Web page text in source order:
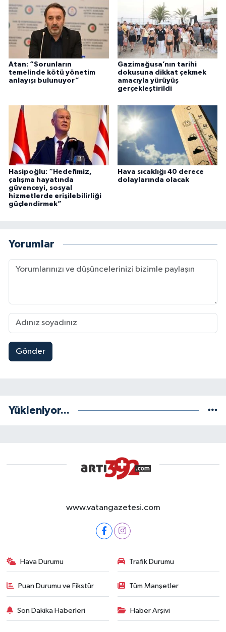
Atan: “Sorunların
temelinde kötü yönetim
anlayışı bulunuyor”
Gazimağusa’nın tarihi
dokusuna dikkat çekmek
amacıyla yürüyüş
gerçekleştirildi
Hasipoğlu: “Hedefimiz,
çalışma hayatında
güvenceyi, sosyal
hizmetlerde erişilebilirliği
güçlendirmek”
Hava sıcaklığı 40 derece
dolaylarında olacak
Yorumlar
Gönder
Yükleniyor...
www.vatangazetesi.com
Hava Durumu Trafik Durumu
Puan Durumu ve Fikstür Tüm Manşetler
Son Dakika Haberleri Haber Arşivi